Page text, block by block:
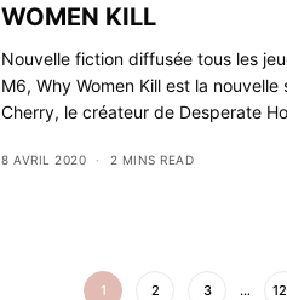
WOMEN KILL
Nouvelle fiction diffusée tous les
M6, Why Women Kill est la nouvelle
Cherry, le créateur de Desperate
8 AVRIL 2020 2 MINS READ
1 2 3 …